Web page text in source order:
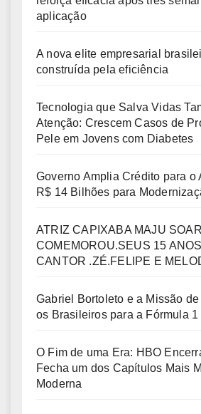
aplicação
A nova elite empresarial
construída pela eficiência
Tecnologia que Salva Vidas
Atenção: Crescem Casos de
Pele em Jovens com Diabetes
Governo Amplia Crédito para o
R$ 14 Bilhões para
ATRIZ CAPIXABA MAJU
COMEMOROU.SEUS 15
CANTOR .ZÉ.FELIPE E
Gabriel Bortoleto e a Missão
os Brasileiros para a Fórmula 1
O Fim de uma Era: HBO
Fecha um dos Capítulos Mais
Moderna